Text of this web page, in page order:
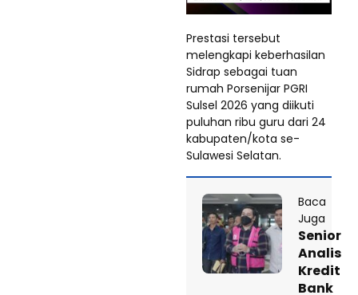
Prestasi tersebut
melengkapi keberhasilan
Sidrap sebagai tuan
rumah Porsenijar PGRI
Sulsel 2026 yang diikuti
puluhan ribu guru dari 24
kabupaten/kota se-
Sulawesi Selatan.
Baca
Juga
Senior
Analis
Kredit
Bank